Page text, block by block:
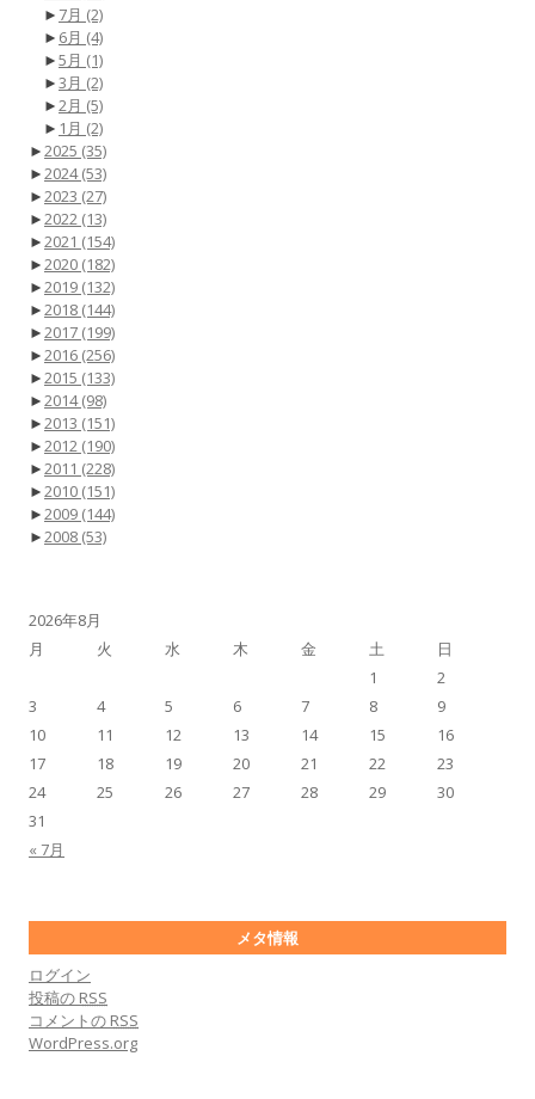
► 7月 (2)
► 6月 (4)
►5月 (1)
►3月 (2)
►2月 (5)
► 1月 (2)
►2025 (35)
►2024(53)
►2023 (27)
►2022 (13)
►2021 (154)
►2020 (182)
►2019 (132)
►2018 (144)
►2017 (199)
►2016 (256)
►2015 (133)
►2014(98)
►2013 (151)
►2012 (190)
►2011 (228)
►2010 (151)
►2009 (144)
►2008 (53)
2026年8月
月
火 水 木 金 土 日
« 7月
1
2
3
4 5 6 7 8
9
10
11 12 13 14 15
16
17
18 19 20 21 22
23
24
25 26 27 28 29
30
31
メタ情報
ログイン
投稿の RSS
コメントの RSS
WordPress.org